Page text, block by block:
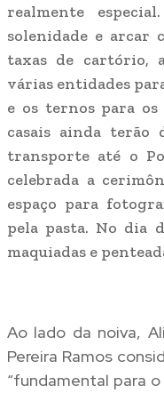
realmente
solenidade e arcar
taxas de cartório,
várias entidades
e os ternos para
casais ainda
transporte até o
celebrada a
espaço para
pela pasta. No dia
maquiadas e
Ao lado da noiva,
Pereira Ramos
“fundamental para